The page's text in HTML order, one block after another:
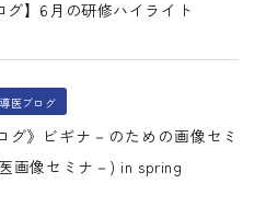
グ】6月の研修ハイライト
医ブログ
グ》ビギナ－のための画像セミ
画像セミナ－) in spring